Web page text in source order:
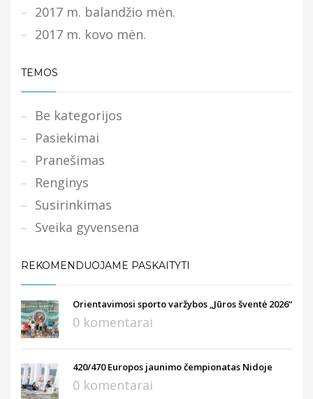
2017 m. balandžio mėn.
2017 m. kovo mėn.
TEMOS
Be kategorijos
Pasiekimai
Pranešimas
Renginys
Susirinkimas
Sveika gyvensena
REKOMENDUOJAME PASKAITYTI
Orientavimosi sporto varžybos „Jūros šventė 2026“
0 komentarai
420/470 Europos jaunimo čempionatas Nidoje
0 komentarai